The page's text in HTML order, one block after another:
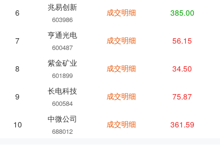
6
兆易创新
603986
7
亨通光电
600487
8
紫金矿业
601899
9
长电科技
600584
10
中微公司
688012
成交明细 385.00
成交明细 56.15
成交明细 34.50
成交明细 75.87
成交明细 361.59